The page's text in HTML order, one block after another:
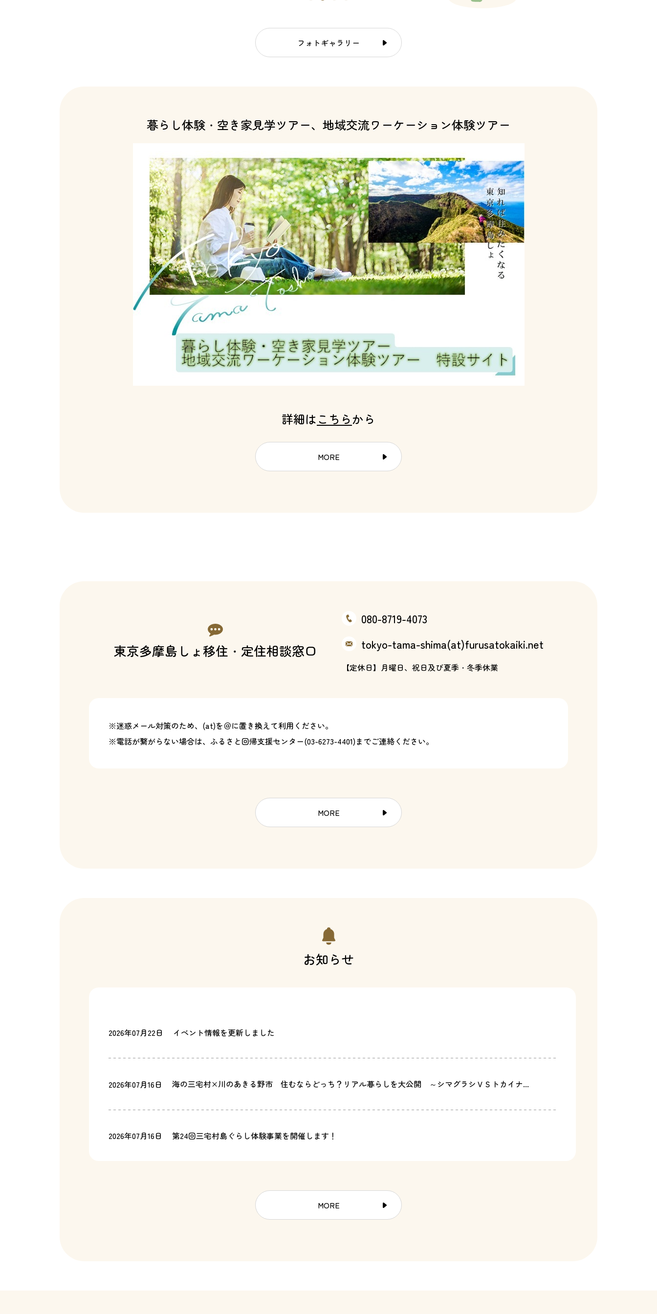
フォトギャラリー
暮らし体験・空き家見学ツアー、 地域交流ワーケーション体験ツアー
詳細はこちらから
MORE
東京多摩島しょ移住 ・ 定住相談窓口
080-8719-4073
tokyo-tama-shima(at)furusatokaiki.net
【定休日】月曜日、祝日及び夏季・冬季休業
※迷惑メール対策のため、(at)を＠に置き換えて利用ください。
※電話が繋がらない場合は、ふるさと回帰支援センター(03-6273-4401)までご連絡ください。
MORE
お知らせ
2026年07月22日 イベント情報を更新しました
2026年07月16日 海の三宅村×川のあきる野市 住むならどっち？リアル暮らしを大公開 ～シマグラシＶＳトカイナ...
2026年07月16日 第24回三宅村島ぐらし体験事業を開催します！
MORE